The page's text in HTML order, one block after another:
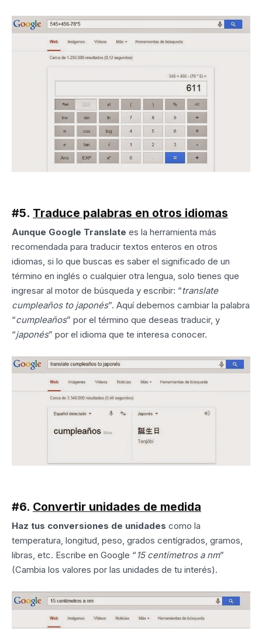
#5. Traduce palabras en otros idiomas
Aunque Google Translate es la herramienta más
recomendada para traducir textos enteros en otros
idiomas, si lo que buscas es saber el significado de un
término en inglés o cualquier otra lengua, solo tienes que
ingresar al motor de búsqueda y escribir: “translate
cumpleaños to japonés”. Aquí debemos cambiar la palabra
“cumpleaños” por el término que deseas traducir, y
“japonés” por el idioma que te interesa conocer.
#6. Convertir unidades de medida
Haz tus conversiones de unidades como la
temperatura, longitud, peso, grados centígrados, gramos,
libras, etc. Escribe en Google “15 centímetros a nm”
(Cambia los valores por las unidades de tu interés).